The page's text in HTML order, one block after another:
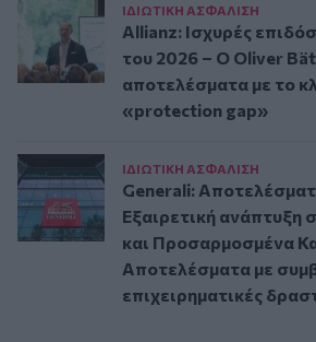
ΙΔΙΩΤΙΚΗ ΑΣΦAΛΙΣΗ
Allianz: Ισχυρές
του 2026 – Ο Oliver
αποτελέσματα με το
«protection gap»
ΙΔΙΩΤΙΚΗ ΑΣΦAΛΙΣΗ
Generali:
Εξαιρετική ανάπτυξη
και Προσαρμοσμένα
Αποτελέσματα με
επιχειρηματικές